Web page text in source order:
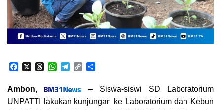
c
e
b
e
a
W
t
s
e
g
C
L
e
Ambon,
– Siswa-siswi SD Laboratorium
UNPATTI lakukan kunjungan ke Laboratorium dan Kebun